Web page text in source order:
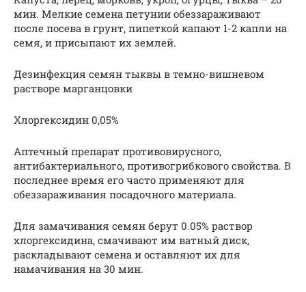
мин. Мелкие семена петунии обеззараживают
после посева в грунт, пипеткой капают 1-2 капли на
семя, и присыпают их землей.
Дезинфекция семян тыквы в темно-вишневом
растворе марганцовки
Хлоргексидин 0,05%
Аптечный препарат противовирусного,
антибактериального, противогрибкового свойства. В
последнее время его часто применяют для
обеззараживания посадочного материала.
Для замачивания семян берут 0.05% раствор
хлоргексидина, смачивают им ватный диск,
раскладывают семена и оставляют их для
намачивания на 30 мин.